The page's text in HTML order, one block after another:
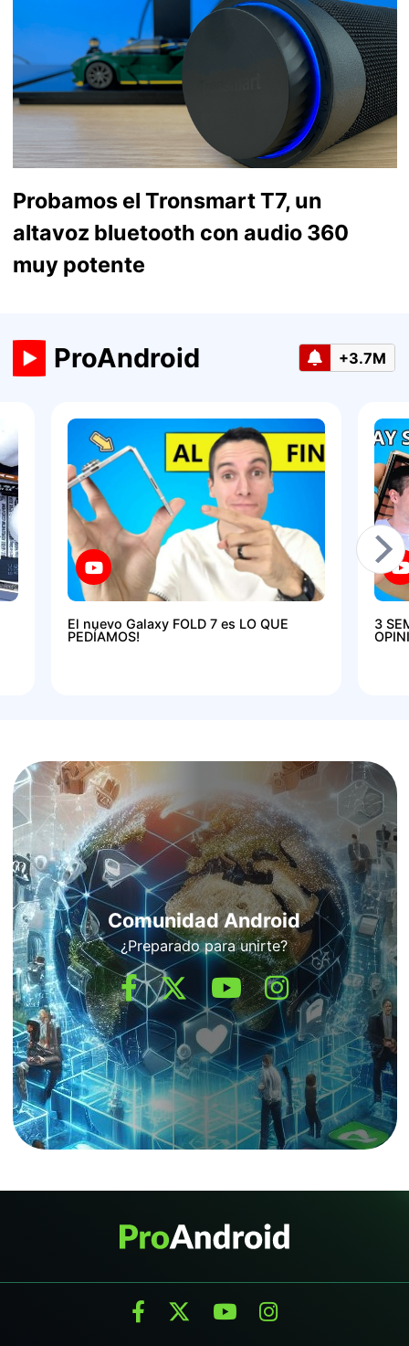
Probamos el Tronsmart T7, un
altavoz bluetooth con audio 360
muy potente
ProAndroid +3.7M
El nuevo Galaxy FOLD 7 es LO QUE
PEDÍAMOS!
3
Comunidad Android
¿Preparado para unirte?